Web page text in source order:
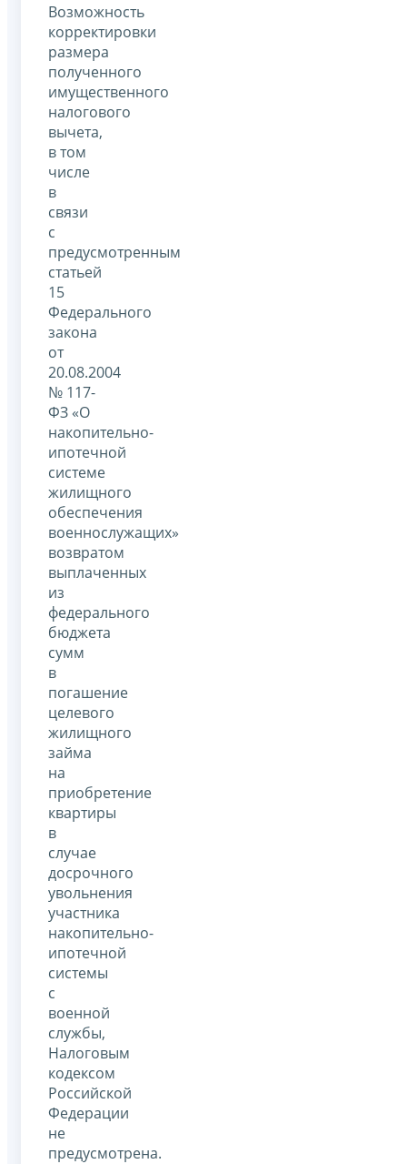
Возможность
корректировки
размера
полученного
имущественного
налогового
вычета,
в том
числе
в
связи
с
предусмотренным
статьей
15
Федерального
закона
от
20.08.2004
№ 117-
ФЗ «О
накопительно-
ипотечной
системе
жилищного
обеспечения
военнослужащих»
возвратом
выплаченных
из
федерального
бюджета
сумм
в
погашение
целевого
жилищного
займа
на
приобретение
квартиры
в
случае
досрочного
увольнения
участника
накопительно-
ипотечной
системы
с
военной
службы,
Налоговым
кодексом
Российской
Федерации
не
предусмотрена.